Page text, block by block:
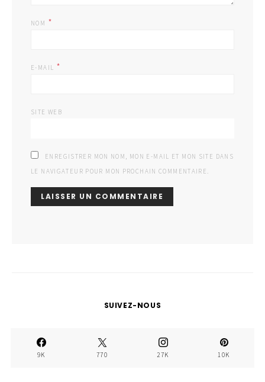
NOM *
E-MAIL *
SITE WEB
ENREGISTRER MON NOM, MON E-MAIL ET MON SITE DANS
LE NAVIGATEUR POUR MON PROCHAIN COMMENTAIRE.
SUIVEZ-NOUS
9K 770 27K 10K